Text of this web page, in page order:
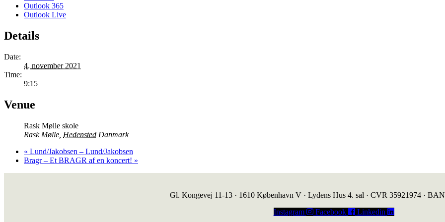
Outlook 365
Outlook Live
Details
Date:
4. november 2021
Time:
9:15
Venue
Rask Mølle skole
Rask Mølle Hedensted Danmark
« Lund/Jakobsen – Lund/Jakobsen
Bragr – Et BRAGR af en koncert! »
Gl. Kongevej 11-13 · 1610 København V · Lydens Hus 4. sal · CVR 35921974 ·
Instagram
Facebook Linkedin